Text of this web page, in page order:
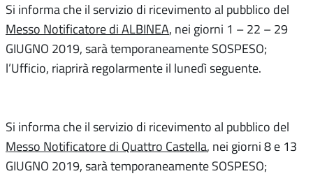
Si informa che il servizio di ricevimento al pubblico del
Messo Notificatore di ALBINEA, nei giorni 1 – 22 – 29
GIUGNO 2019, sarà temporaneamente SOSPESO;
l’Ufficio, riaprirà regolarmente il lunedì seguente.
Si informa che il servizio di ricevimento al pubblico del
Messo Notificatore di Quattro Castella, nei giorni 8 e 13
GIUGNO 2019, sarà temporaneamente SOSPESO;